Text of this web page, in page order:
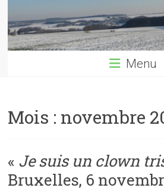
Menu
Mois : novembre
« Je suis un clown
Bruxelles, 6